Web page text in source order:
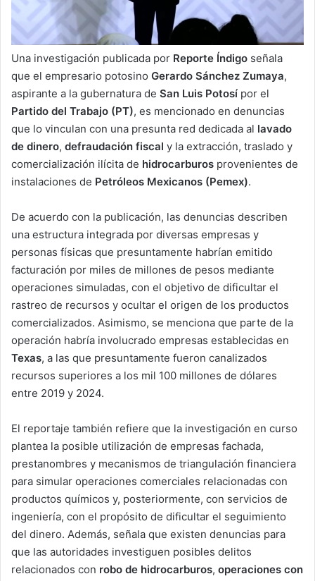
Una investigación publicada por Reporte Índigo señala
que el empresario potosino Gerardo Sánchez Zumaya,
aspirante a la gubernatura de San Luis Potosí por el
Partido del Trabajo (PT), es mencionado en denuncias
que lo vinculan con una presunta red dedicada al lavado
de dinero, defraudación fiscal y la extracción, traslado y
comercialización ilícita de hidrocarburos provenientes de
instalaciones de Petróleos Mexicanos (Pemex).
De acuerdo con la publicación, las denuncias describen
una estructura integrada por diversas empresas y
personas físicas que presuntamente habrían emitido
facturación por miles de millones de pesos mediante
operaciones simuladas, con el objetivo de dificultar el
rastreo de recursos y ocultar el origen de los productos
comercializados. Asimismo, se menciona que parte de la
operación habría involucrado empresas establecidas en
Texas, a las que presuntamente fueron canalizados
recursos superiores a los mil 100 millones de dólares
entre 2019 y 2024.
El reportaje también refiere que la investigación en curso
plantea la posible utilización de empresas fachada,
prestanombres y mecanismos de triangulación financiera
para simular operaciones comerciales relacionadas con
productos químicos y, posteriormente, con servicios de
ingeniería, con el propósito de dificultar el seguimiento
del dinero. Además, señala que existen denuncias para
que las autoridades investiguen posibles delitos
relacionados con robo de hidrocarburos, operaciones con